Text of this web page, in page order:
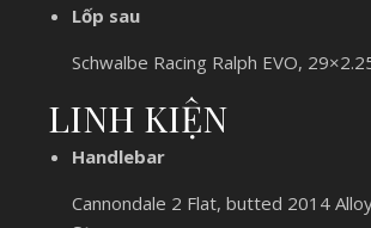
Lốp sau
Schwalbe Racing Ralph EVO,
LINH KIỆN
Handlebar
Cannondale 2 Flat, butted 2014